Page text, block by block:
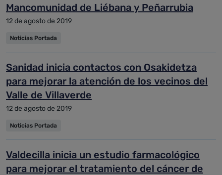
Mancomunidad de Liébana y Peñarrubia
12 de agosto de 2019
Noticias Portada
Sanidad inicia contactos con Osakidetza
para mejorar la atención de los vecinos del
Valle de Villaverde
12 de agosto de 2019
Noticias Portada
Valdecilla inicia un estudio farmacológico
para mejorar el tratamiento del cáncer de